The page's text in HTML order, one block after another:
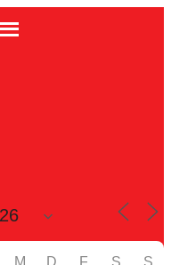
M D F S S